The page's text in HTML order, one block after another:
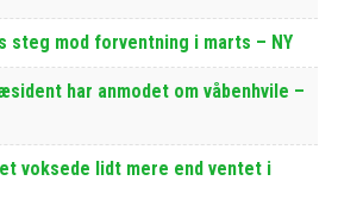
steg mod forventning i marts – NY
har anmodet om våbenhvile –
voksede lidt mere end ventet i